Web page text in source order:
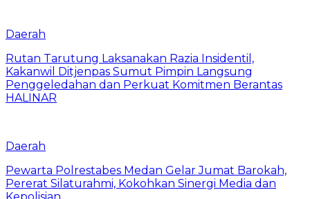
Daerah
Rutan Tarutung Laksanakan Razia Insidentil,
Kakanwil Ditjenpas Sumut Pimpin Langsung
Penggeledahan dan Perkuat Komitmen Berantas
HALINAR
Daerah
Pewarta Polrestabes Medan Gelar Jumat Barokah,
Pererat Silaturahmi, Kokohkan Sinergi Media dan